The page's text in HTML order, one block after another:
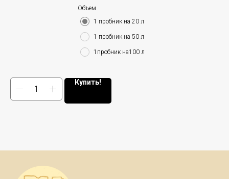
Объем
1 пробник на 20 л
1 пробник на 50 л
1пробник на100 л
Купить!